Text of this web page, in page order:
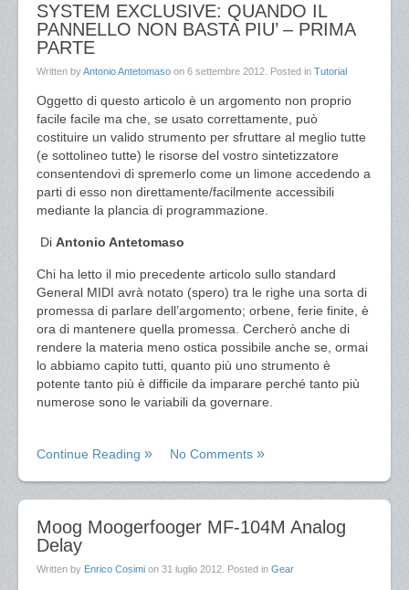
SYSTEM EXCLUSIVE: QUANDO IL
PANNELLO NON BASTA PIU’ – PRIMA
PARTE
Written byAntonio Antetomaso on 6 settembre 2012 . Posted in Tutorial
Oggetto di questo articolo è un argomento non proprio
facile facile ma che, se usato correttamente, può
costituire un valido strumento per sfruttare al meglio tutte
(e sottolineo tutte) le risorse del vostro sintetizzatore
consentendovi di spremerlo come un limone accedendo a
parti di esso non direttamente/facilmente accessibili
mediante la plancia di programmazione.
Di Antonio Antetomaso
Chi ha letto il mio precedente articolo sullo standard
General MIDI avrà notato (spero) tra le righe una sorta di
promessa di parlare dell’argomento; orbene, ferie finite, è
ora di mantenere quella promessa. Cercherò anche di
rendere la materia meno ostica possibile anche se, ormai
lo abbiamo capito tutti, quanto più uno strumento è
potente tanto più è difficile da imparare perché tanto più
numerose sono le variabili da governare.
Continue Reading No Comments
Moog Moogerfooger MF-104M Analog
Delay
Written by Enrico Cosimi on 31 luglio 2012 . Posted in Gear